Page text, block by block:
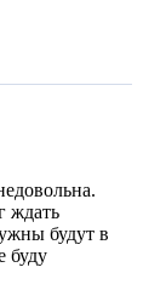
ждать
будут в
буду